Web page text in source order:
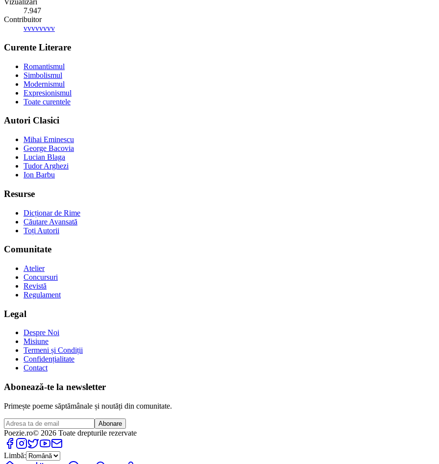
Vizualizări
7.947
Contribuitor
vvvvvvvv
Curente Literare
Romantismul
Simbolismul
Modernismul
Expresionismul
Toate curentele
Autori Clasici
Mihai Eminescu
George Bacovia
Lucian Blaga
Tudor Arghezi
Ion Barbu
Resurse
Dicționar de Rime
Căutare Avansată
Toți Autorii
Comunitate
Atelier
Concursuri
Revistă
Regulament
Legal
Despre Noi
Misiune
Termeni și Condiții
Confidențialitate
Contact
Abonează-te la newsletter
Primește poeme săptămânale și noutăți din comunitate.
Abonare
Poezie.ro© 2026 Toate drepturile rezervate
Limbă: